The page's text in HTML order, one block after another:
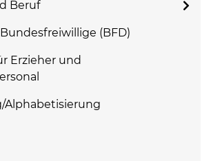
Beruf
(BFD)
Erzieher und
Alphabetisierung